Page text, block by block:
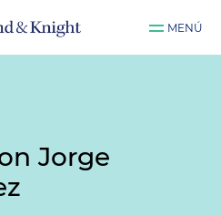
MENÚ
Jorge